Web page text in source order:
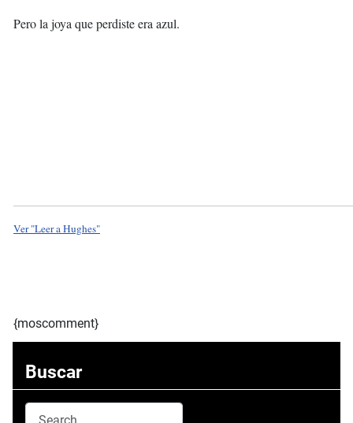
Pero la joya que perdiste era azul.
Ver "Leer a Hughes"
{moscomment}
Buscar